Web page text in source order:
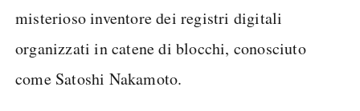
misterioso inventore dei registri digitali
organizzati in catene di blocchi, conosciuto
come Satoshi Nakamoto.